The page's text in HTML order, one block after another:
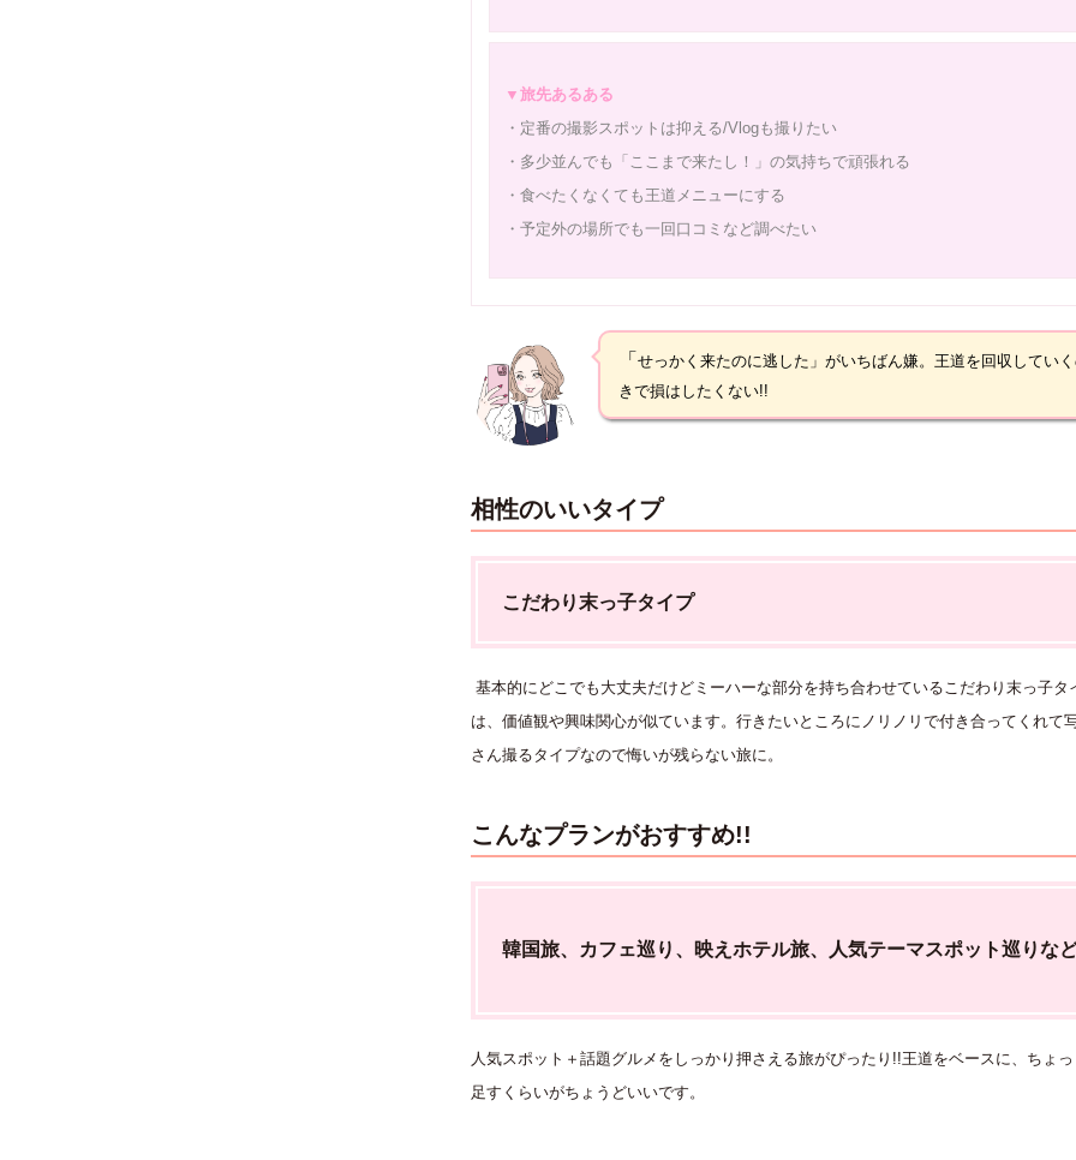
▼旅先あるある
・定番の撮影スポットは抑える/Vlogも撮りたい
・多少並んでも「ここまで来たし！」の気持ちで頑張れる
・食べたくなくても王道メニューにする
・予定外の場所でも一回口コミなど調べたい
「 せっかく来たのに逃した」がいちばん嫌。王道を回収してい
きで損はしたくない!!
相性のいいタイプ
こだわり末っ子タイプ
基本的にどこでも大丈夫だけどミーハーな部分を持ち合わせているこだわり末っ子タ
は、価値観や興味関心が似ています。行きたいところにノリノリで付き合ってくれて
さん撮るタイプなので悔いが残らない旅に。
こんなプランがおすすめ!!
韓国旅、カフェ巡り、映えホテル旅、人気テーマスポット巡りな
人気スポット＋話題グルメをしっかり押さえる旅がぴったり!!王道をベースに、ちょ
足すくらいがちょうどいいです。